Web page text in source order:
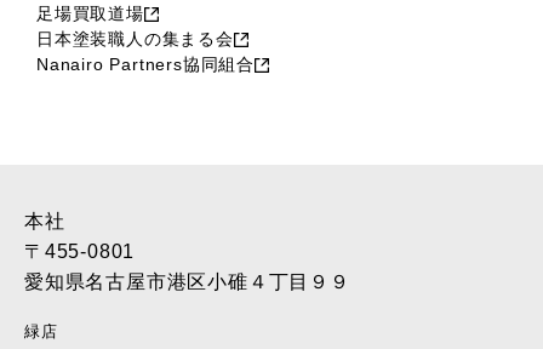
足場買取道場
日本塗装職人の集まる会
Nanairo Partners協同組合
本社
〒455-0801
愛知県名古屋市港区小碓４丁目９９
緑店